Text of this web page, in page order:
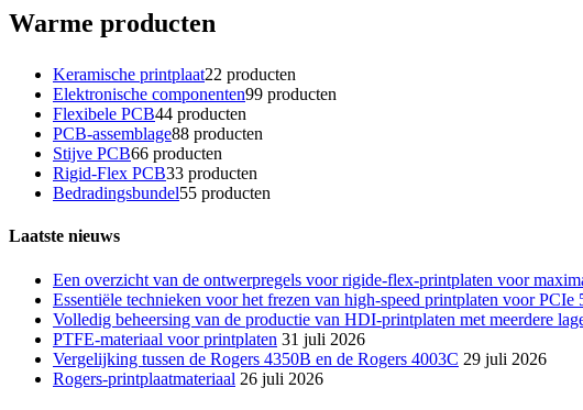
Warme producten
Keramische printplaat22 producten
Elektronische componenten99 producten
Flexibele PCB44 producten
PCB-assemblage88 producten
Stijve PCB66 producten
Rigid-Flex PCB33 producten
Bedradingsbundel55 producten
Laatste nieuws
Een overzicht van de ontwerpregels voor rigide-flex-printplaten voor
Essentiële technieken voor het frezen van high-speed printplaten voor
Volledig beheersing van de productie van HDI-printplaten met meerdere
PTFE-materiaal voor printplaten 31 juli 2026
Vergelijking tussen de Rogers 4350B en de Rogers 4003C 29 juli 2026
Rogers-printplaatmateriaal 26 juli 2026